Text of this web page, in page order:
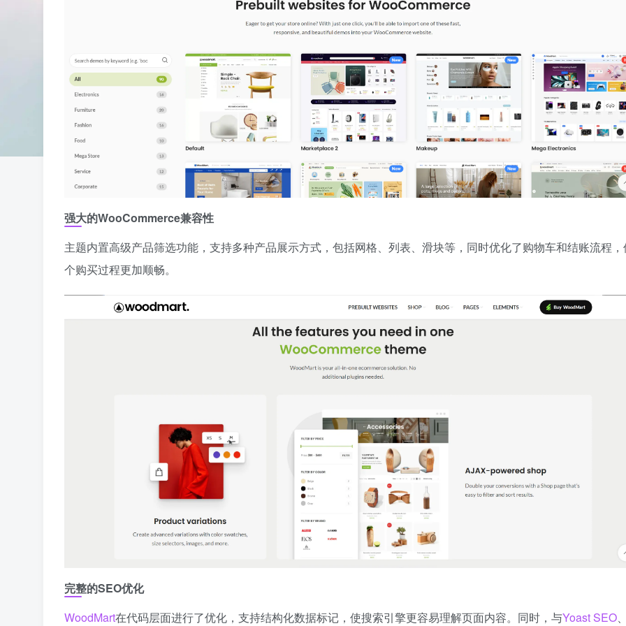
强大的WooCommerce兼容性
主题内置高级产品筛选功能，支持多种产品展示方式，包括网格、列表、滑块等，同时优化了购物车和结账流程
个购买过程更加顺畅。
完整的SEO优化
WoodMart在代码层面进行了优化，支持结构化数据标记，使搜索引擎更容易理解页面内容。同时，与Yoast SEO